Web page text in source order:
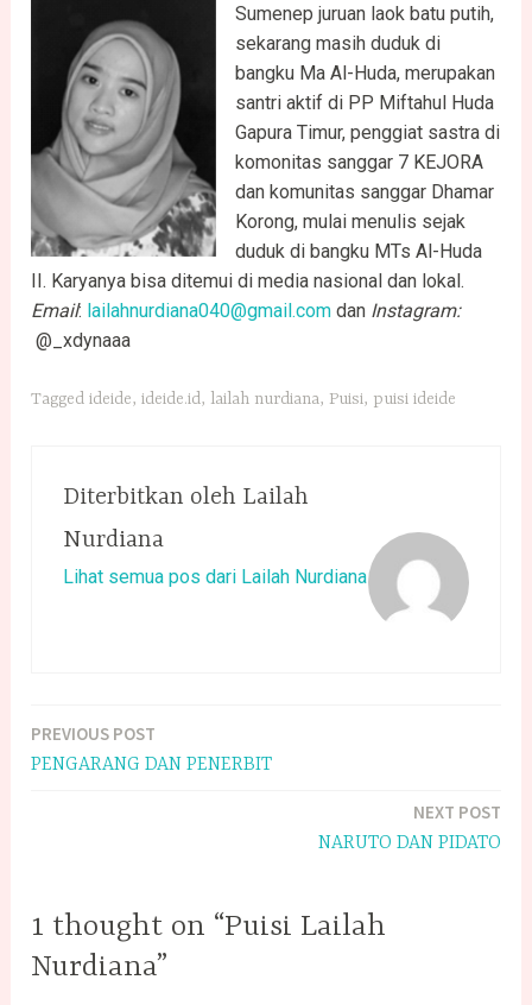
Sumenep juruan laok batu putih,
sekarang masih duduk di
bangku Ma Al-Huda, merupakan
santri aktif di PP Miftahul Huda
Gapura Timur, penggiat sastra di
komonitas sanggar 7 KEJORA
dan komunitas sanggar Dhamar
Korong, mulai menulis sejak
duduk di bangku MTs Al-Huda
II. Karyanya bisa ditemui di media nasional dan lokal.
Email: lailahnurdiana040@gmail.com dan Instagram:
@_xdynaaa
Taggedideide,ideide.id, lailah nurdiana, Puisi, puisi ideide
Diterbitkan oleh Lailah
Nurdiana
Lihat semua pos dari Lailah Nurdiana
Navigasi
PREVIOUS POST
PENGARANG DAN PENERBIT
NEXT POST
NARUTO DAN PIDATO
1 thought on “Puisi Lailah
Nurdiana”